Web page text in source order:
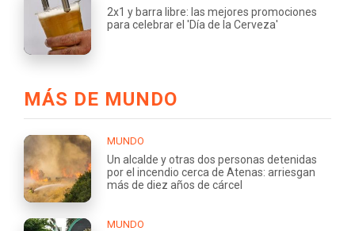
2x1 y barra libre: las mejores promociones
para celebrar el 'Día de la Cerveza'
MÁS DE MUNDO
MUNDO
Un alcalde y otras dos personas detenidas
por el incendio cerca de Atenas: arriesgan
más de diez años de cárcel
MUNDO